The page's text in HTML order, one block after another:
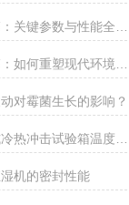
对霉菌生长的影响？
机的密封性能